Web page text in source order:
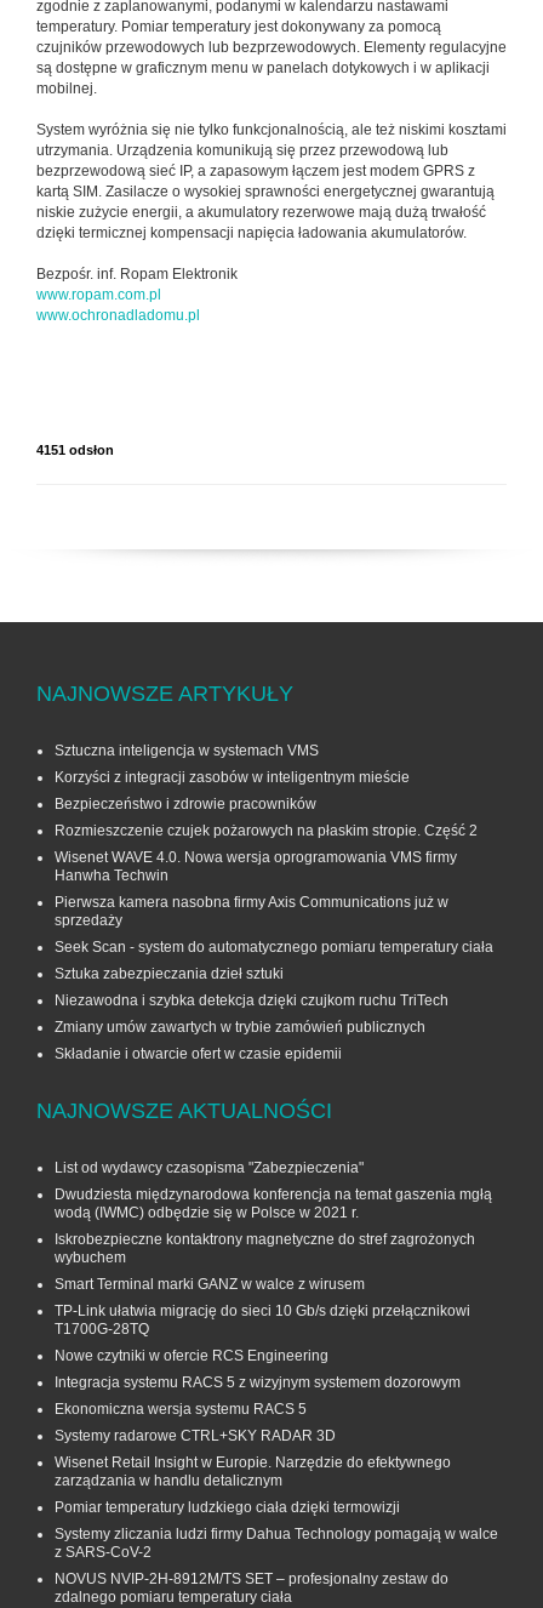
zgodnie z zaplanowanymi, podanymi w kalendarzu nastawami
temperatury. Pomiar temperatury jest dokonywany za pomocą
czujników przewodowych lub bezprzewodowych. Elementy regulacyjne
są dostępne w graficznym menu w panelach dotykowych i w aplikacji
mobilnej.
System wyróżnia się nie tylko funkcjonalnością, ale też niskimi kosztami
utrzymania. Urządzenia komunikują się przez przewodową lub
bezprzewodową sieć IP, a zapasowym łączem jest modem GPRS z
kartą SIM. Zasilacze o wysokiej sprawności energetycznej gwarantują
niskie zużycie energii, a akumulatory rezerwowe mają dużą trwałość
dzięki termicznej kompensacji napięcia ładowania akumulatorów.
Bezpośr. inf. Ropam Elektronik
www.ropam.com.pl
www.ochronadladomu.pl
4151 odsłon
NAJNOWSZE ARTYKUŁY
Sztuczna inteligencja w systemach VMS
Korzyści z integracji zasobów w inteligentnym mieście
Bezpieczeństwo i zdrowie pracowników
Rozmieszczenie czujek pożarowych na płaskim stropie. Część 2
Wisenet WAVE 4.0. Nowa wersja oprogramowania VMS firmy
Hanwha Techwin
Pierwsza kamera nasobna firmy Axis Communications już w
sprzedaży
Seek Scan - system do automatycznego pomiaru temperatury ciała
Sztuka zabezpieczania dzieł sztuki
Niezawodna i szybka detekcja dzięki czujkom ruchu TriTech
Zmiany umów zawartych w trybie zamówień publicznych
Składanie i otwarcie ofert w czasie epidemii
NAJNOWSZE AKTUALNOŚCI
List od wydawcy czasopisma "Zabezpieczenia"
Dwudziesta międzynarodowa konferencja na temat gaszenia mgłą
wodą (IWMC) odbędzie się w Polsce w 2021 r.
Iskrobezpieczne kontaktrony magnetyczne do stref zagrożonych
wybuchem
Smart Terminal marki GANZ w walce z wirusem
TP-Link ułatwia migrację do sieci 10 Gb/s dzięki przełącznikowi
T1700G‑28TQ
Nowe czytniki w ofercie RCS Engineering
Integracja systemu RACS 5 z wizyjnym systemem dozorowym
Ekonomiczna wersja systemu RACS 5
Systemy radarowe CTRL+SKY RADAR 3D
Wisenet Retail Insight w Europie. Narzędzie do efektywnego
zarządzania w handlu detalicznym
Pomiar temperatury ludzkiego ciała dzięki termowizji
Systemy zliczania ludzi firmy Dahua Technology pomagają w walce
z SARS-CoV-2
NOVUS NVIP-2H-8912M/TS SET – profesjonalny zestaw do
zdalnego pomiaru temperatury ciała